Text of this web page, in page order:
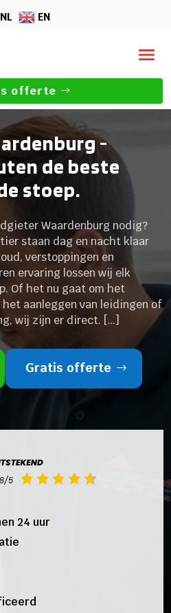
NL EN
offerte
-
de beste
stoep.
Waardenburg nodig?
staan dag en nacht klaar
verstoppingen en
ervaring lossen wij elk
Of het nu gaat om het
het aanleggen van leidingen of
wij zijn er direct. […]
Gratis offerte
24 uur